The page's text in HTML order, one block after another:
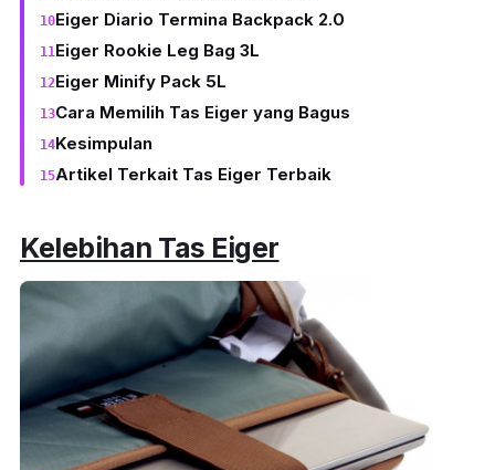
Eiger Diario Termina Backpack 2.0
Eiger Rookie Leg Bag 3L
Eiger Minify Pack 5L
Cara Memilih Tas Eiger yang Bagus
Kesimpulan
Artikel Terkait Tas Eiger Terbaik
Kelebihan Tas Eiger